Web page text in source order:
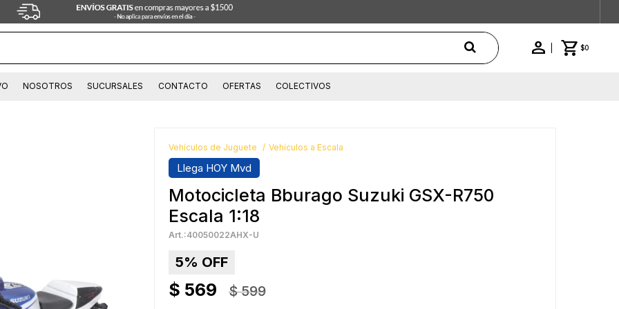
$0
NOSOTROS SUCURSALES CONTACTO OFERTAS COLECTIVOS
Vehículos de Juguete Vehículos a Escala
Llega HOY Mvd
Motocicleta Bburago Suzuki GSX-R750
Escala 1:18
40050022AHX-U
5
$ 569 $ 599